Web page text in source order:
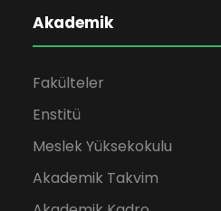
Akademik
Fakülteler
Enstitü
Meslek Yüksekokulu
Akademik Takvim